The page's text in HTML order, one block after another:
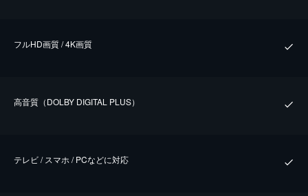
フルHD画質 / 4K画質
⾼⾳質（DOLBY DIGITAL PLUS）
テレビ / スマホ / PCなどに対応